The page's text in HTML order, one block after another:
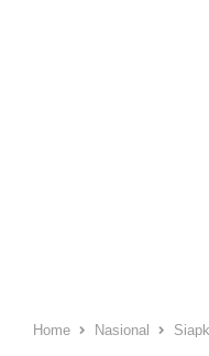
Home Nasional